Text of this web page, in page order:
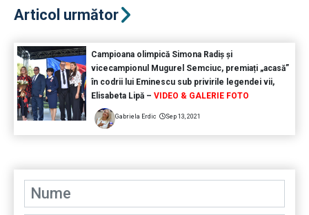
Articol următor
Campioana olimpică Simona Radiș și
vicecampionul Mugurel Semciuc, premiați „acasă”
în codrii lui Eminescu sub privirile legendei vii,
Elisabeta Lipă – VIDEO & GALERIE FOTO
Gabriela Erdic Sep 13, 2021